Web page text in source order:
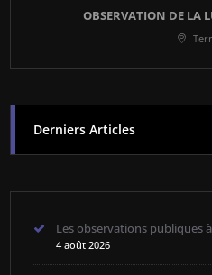
OBSERVATION DE LA
Derniers Articles
Les observations publiques
4 août 2026